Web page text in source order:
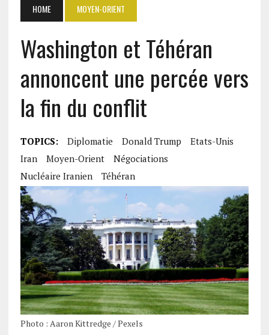
HOME MOYEN-ORIENT
Washington et Téhéran
annoncent une percée vers
la fin du conflit
TOPICS: Diplomatie Donald Trump
Etats-Unis
Iran
Moyen-Orient
Négociations
Nucléaire Iranien
Téhéran
Photo : Aaron Kittredge / Pexels